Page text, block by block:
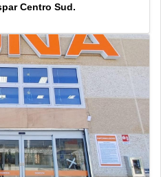
Centro Sud.